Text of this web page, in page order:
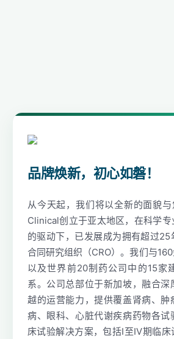
品牌焕新，初心如磐！
从今天起，我们将以全新的面貌
Clinical创立于亚太地区，在科学
的驱动下，已发展成为拥有超过25
合同研究组织（CRO）。我们与
以及世界前20制药公司中的15家
系。公司总部位于新加坡，融合深
越的运营能力，提供覆盖肾病、肿
病、眼科、心脏代谢疾病药物各试
床试验解决方案，包括I至IV期临